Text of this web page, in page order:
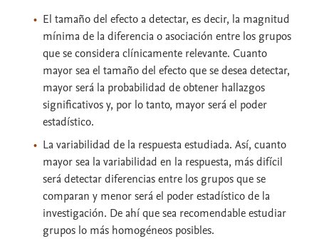
El tamaño del efecto a detectar, es decir, la magnitud
mínima de la diferencia o asociación entre los grupos
que se considera clínicamente relevante. Cuanto
mayor sea el tamaño del efecto que se desea detectar,
mayor será la probabilidad de obtener hallazgos
significativos y, por lo tanto, mayor será el poder
estadístico.
Lavariabilidad de la respuesta estudiada. Así, cuanto
mayor sea la variabilidad en la respuesta, más difícil
será detectar diferencias entre los grupos que se
comparan y menor será el poder estadístico de la
investigación. De ahí que sea recomendable estudiar
grupos lo más homogéneos posibles.